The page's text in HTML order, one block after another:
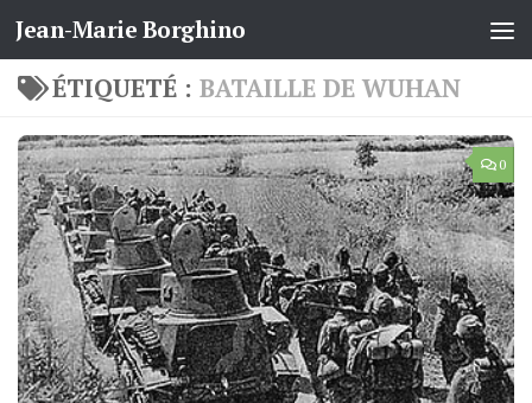
Skip to content
Jean-Marie Borghino
ÉTIQUETÉ : BATAILLE DE WUHAN
0